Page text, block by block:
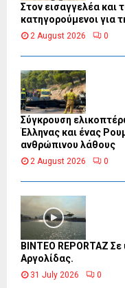
Στον εισαγγελέα και
κατηγορούμενοι για
2 August 2026 0
Σύγκρουση
Έλληνας και ένας
ανθρώπινου λάθους
2 August 2026 0
BINTEO REPORTAZ
Αργολίδας.
31 July 2026 0